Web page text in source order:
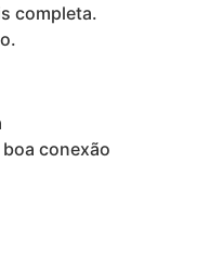
completa.
conexão